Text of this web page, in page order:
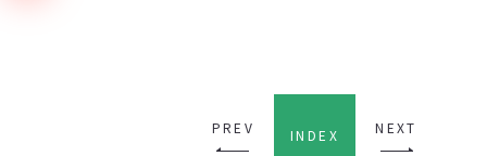
PREV INDEX NEXT